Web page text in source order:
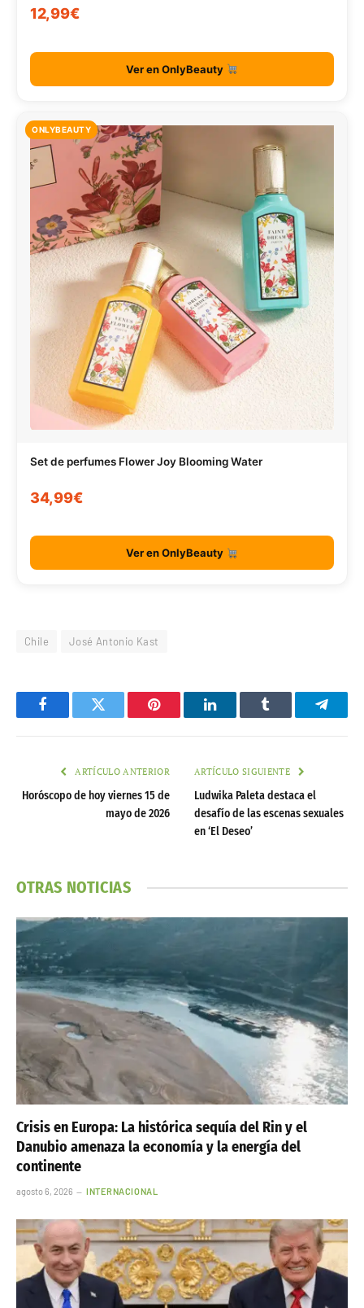
12,99€
Ver en OnlyBeauty
ONLYBEAUTY
Set de perfumes Flower Joy Blooming Water
34,99€
Ver en OnlyBeauty
Chile José Antonio Kast
FacebookTwitter Pinterest LinkedInTumblr
ARTÍCULO ANTERIOR
Horóscopo de hoy viernes 15 de
mayo de 2026
ARTÍCULO SIGUIENTE
Ludwika Paleta destaca el
desafío de las escenas sexuales
en ‘El Deseo’
OTRAS NOTICIAS
Crisis en Europa: La histórica sequía del Rin y el
Danubio amenaza la economía y la energía del
continente
agosto 6, 2026 INTERNACIONAL